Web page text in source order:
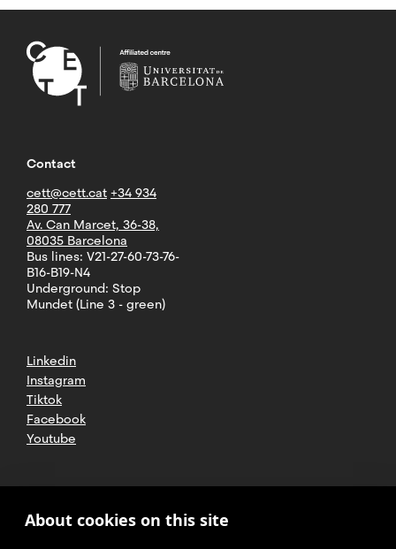
Contact
cett@cett.cat +34 934
280 777
Av. Can Marcet, 36-38,
08035 Barcelona
Bus lines: V21-27-60-73-76-
B16-B19-N4
Underground: Stop
Mundet (Line 3 - green)
Linkedin
Instagram
Tiktok
Facebook
Youtube
advice
About cookies on this site